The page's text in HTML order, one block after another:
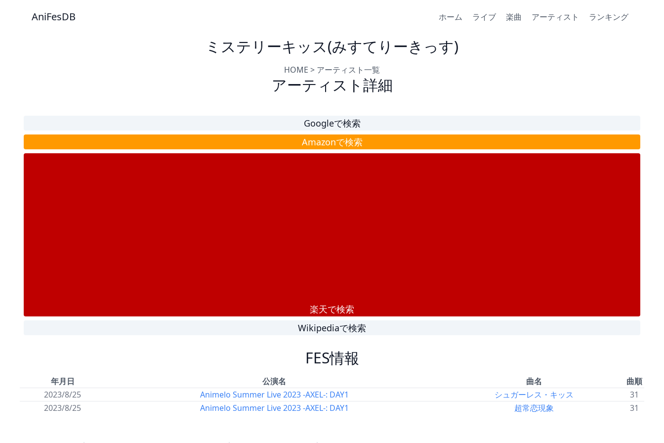
AniFesDB ホーム ライブ 楽曲 アーティスト ランキング
ミステリーキッス(みすてりーきっす)
HOME > アーティスト一覧
アーティスト詳細
Googleで検索
Amazonで検索
楽天で検索
Wikipediaで検索
FES情報
年月日 公演名 曲名
曲順
2023/8/25
Animelo Summer Live 2023 -AXEL-: DAY1 シュガーレス・キッス
31
2023/8/25
Animelo Summer Live 2023 -AXEL-: DAY1 超常恋現象 31